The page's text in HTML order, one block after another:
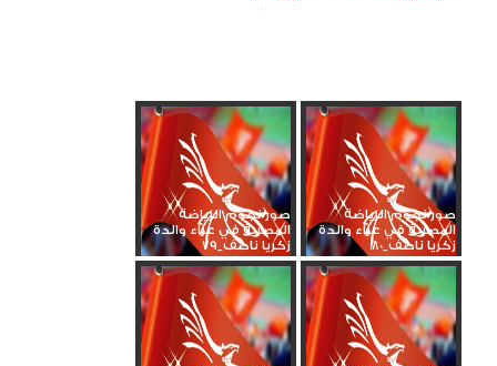
صور نجوم الرياضة
المصرية في عزاء والدة
زكريا ناصف_80
صور نجوم الرياضة
المصرية في عزاء والدة
زكريا ناصف_79